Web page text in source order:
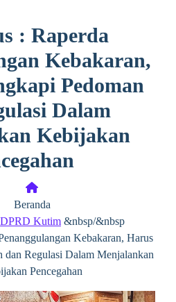
: Raperda
Kebakaran,
Pedoman
Dalam
Kebijakan
Beranda
DPRD Kutim &nbsp/&nbsp
Kebakaran, Harus
dan Regulasi Dalam Menjalankan
Pencegahan